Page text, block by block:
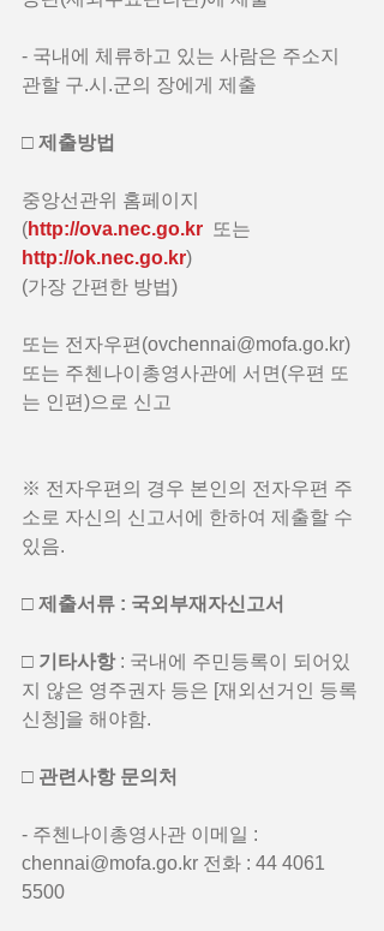
- 국내에 체류하고 있는 사람은 주소지
관할 구.시.군의 장에게 제출
□ 제출방법
중앙선관위 홈페이지
(http://ova.nec.go.kr
  또는
http://ok.nec.go.kr)
(가장 간편한 방법)
또는 전자우편(ovchennai@mofa.go.kr)
또는 주첸나이총영사관에 서면(우편 또
는 인편)으로 신고
※ 전자우편의 경우 본인의 전자우편 주
소로 자신의 신고서에 한하여 제출할 수
있음.
□ 제출서류 : 국외부재자신고서
□ 기타사항 : 국내에 주민등록이 되어있
지 않은 영주권자 등은 [재외선거인 등록
신청]을 해야함.
□ 관련사항 문의처
- 주첸나이총영사관 이메일 :
chennai@mofa.go.kr 전화 : 44 4061
5500